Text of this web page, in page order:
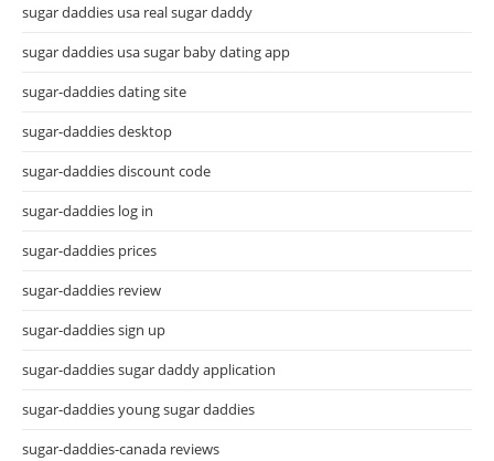
sugar daddies usa real sugar daddy
sugar daddies usa sugar baby dating app
sugar-daddies dating site
sugar-daddies desktop
sugar-daddies discount code
sugar-daddies log in
sugar-daddies prices
sugar-daddies review
sugar-daddies sign up
sugar-daddies sugar daddy application
sugar-daddies young sugar daddies
sugar-daddies-canada reviews